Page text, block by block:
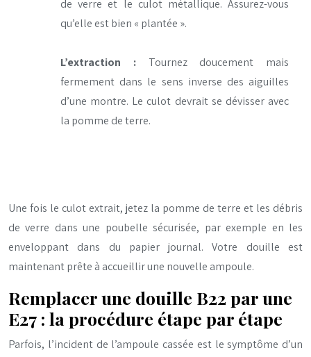
de verre et le culot métallique. Assurez-vous
qu’elle est bien « plantée ».
L’extraction :Tournez doucement mais
fermement dans le sens inverse des aiguilles
d’une montre. Le culot devrait se dévisser avec
la pomme de terre.
Une fois le culot extrait, jetez la pomme de terre et les débris
de verre dans une poubelle sécurisée, par exemple en les
enveloppant dans du papier journal. Votre douille est
maintenant prête à accueillir une nouvelle ampoule.
Remplacer une douille B22 par une
E27 : la procédure étape par étape
Parfois, l’incident de l’ampoule cassée est le symptôme d’un